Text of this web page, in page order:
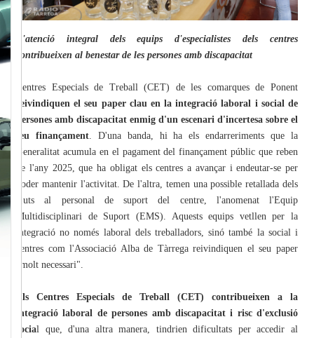
L'atenció integral dels equips d'especialistes dels centres
contribueixen al benestar de les persones amb discapacitat
Centres Especials de Treball (CET) de les comarques de Ponent
reivindiquen el seu paper clau en la integració laboral i social de
persones amb discapacitat enmig d'un escenari d'incertesa sobre el
seu finançament. D'una banda, hi ha els endarreriments que la
Generalitat acumula en el pagament del finançament públic que reben
de l'any 2025, que ha obligat els centres a avançar i endeutar-se per
poder mantenir l'activitat. De l'altra, temen una possible retallada dels
ajuts al personal de suport del centre, l'anomenat l'Equip
Multidisciplinari de Suport (EMS). Aquests equips vetllen per la
integració no només laboral dels treballadors, sinó també la social i
centres com l'Associació Alba de Tàrrega reivindiquen el seu paper
"molt necessari".
Els Centres Especials de Treball (CET) contribueixen a la
integració laboral de persones amb discapacitat i risc d'exclusió
social que, d'una altra manera, tindrien dificultats per accedir al